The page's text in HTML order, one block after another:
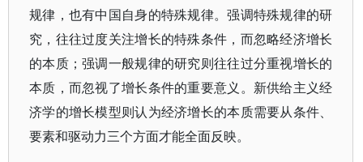
规律，也有中国自身的特殊规律。强调特殊规律的研
究，往往过度关注增长的特殊条件，而忽略经济增长
的本质；强调一般规律的研究则往往过分重视增长的
本质，而忽视了增长条件的重要意义。新供给主义经
济学的增长模型则认为经济增长的本质需要从条件、
要素和驱动力三个方面才能全面反映。